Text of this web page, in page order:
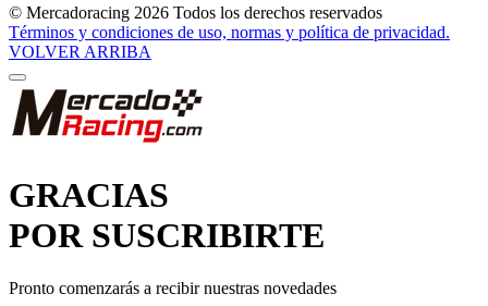
© Mercadoracing 2026 Todos los derechos reservados
Términos y condiciones de uso, normas y política de privacidad.
VOLVER ARRIBA
GRACIAS
POR SUSCRIBIRTE
Pronto comenzarás a recibir nuestras novedades